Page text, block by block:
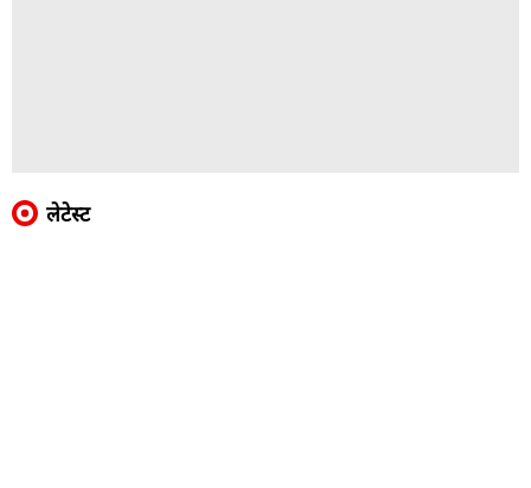
लेटेस्ट